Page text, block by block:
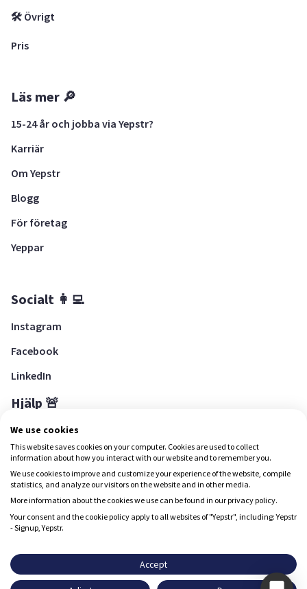
🛠 Övrigt
Pris
Läs mer 🔎
15-24 år och jobba via Yepstr?
Karriär
Om Yepstr
Blogg
För företag
Yeppar
Socialt 👩‍💻
Instagram
Facebook
LinkedIn
Hjälp 🚨
Hjälpcenter
Ladda ned Yepstr
Ladda ned Yepstr
Yepstr AB • Org. 556997-9817 • Skeppsbron 28, 111 30
upplevelse.
We use cookies
This website saves cookies on your computer. Cookies are used to collect
information about how you interact with our website and to remember you.
We use cookies to improve and customize your experience of the website, compile
statistics, and analyze our visitors on the website and in other media.
More information about the cookies we use can be found in our privacy policy.
Your consent and the cookie policy apply to all websites of "Yepstr", including: Yepstr
- Signup, Yepstr.
Accept